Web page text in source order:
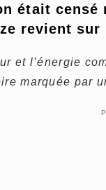
était
revient sur
et l’énergie
marquée par